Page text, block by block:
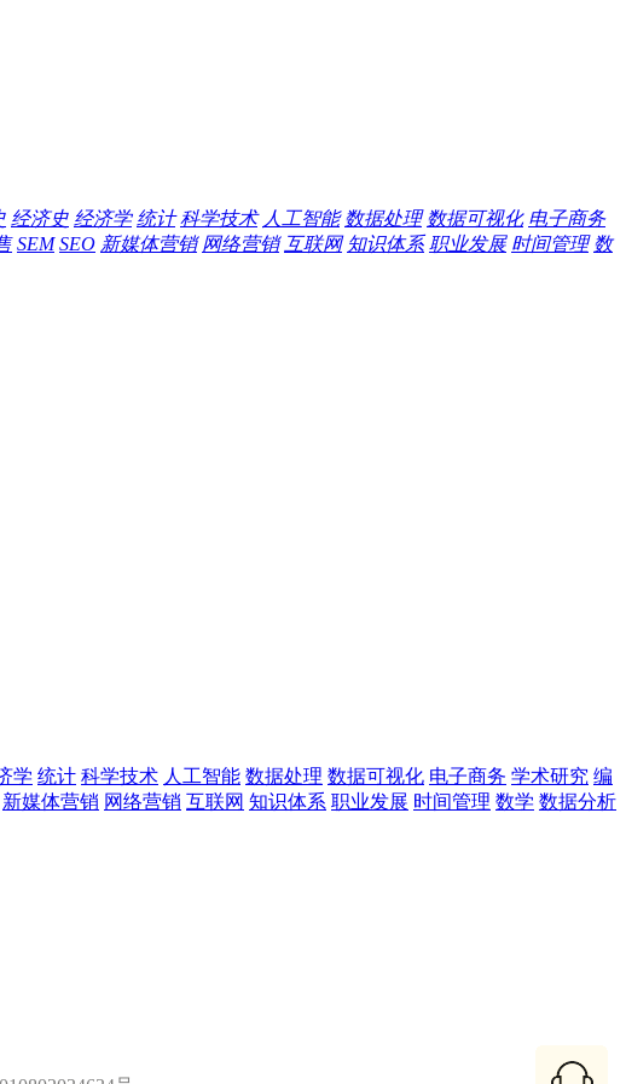
经济史 经济学 统计 科学技术 人工智能 数据处理 数据可视化 电子商务
SEM SEO 新媒体营销 网络营销 互联网 知识体系 职业发展 时间管理 数
学 统计 科学技术 人工智能 数据处理 数据可视化 电子商务 学术研究 编
新媒体营销 网络营销 互联网 知识体系 职业发展 时间管理 数学 数据分析